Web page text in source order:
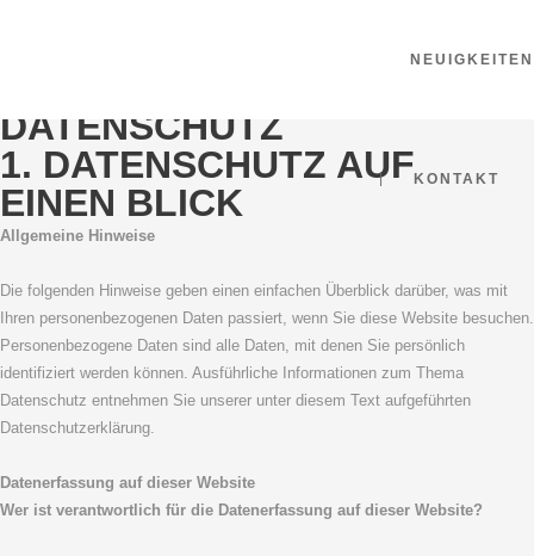
NEUIGKEITEN
KONTAKT
DATENSCHUTZ
1. DATENSCHUTZ AUF
EINEN BLICK
Allgemeine Hinweise
Die folgenden Hinweise geben einen einfachen Überblick darüber, was mit
Ihren personenbezogenen Daten passiert, wenn Sie diese Website besuchen.
Personenbezogene Daten sind alle Daten, mit denen Sie persönlich
identifiziert werden können. Ausführliche Informationen zum Thema
Datenschutz entnehmen Sie unserer unter diesem Text aufgeführten
Datenschutzerklärung.
Datenerfassung auf dieser Website
Wer ist verantwortlich für die Datenerfassung auf dieser Website?